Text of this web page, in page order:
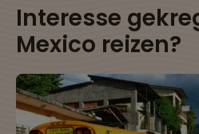
Interesse
Mexico reizen?